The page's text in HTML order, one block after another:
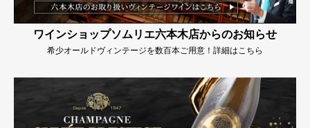
ワインショップソムリエ六本木店からのお知らせ
希少オールドヴィンテージを数百本ご用意！詳細はこちら